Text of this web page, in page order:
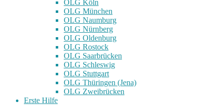
OLG Köln
OLG München
OLG Naumburg
OLG Nürnberg
OLG Oldenburg
OLG Rostock
OLG Saarbrücken
OLG Schleswig
OLG Stuttgart
OLG Thüringen (Jena)
OLG Zweibrücken
Erste Hilfe